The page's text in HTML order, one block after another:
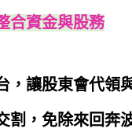
合資金與股務
，讓股東會代領
割，免除來回奔